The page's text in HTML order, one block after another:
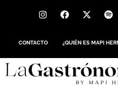
CONTACTO ¿QUIÉN ES MAPI